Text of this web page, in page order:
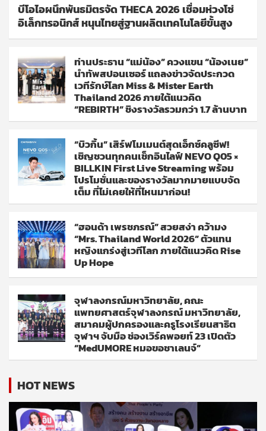
บีโอไอผนึกพันธมิตรจัด THECA 2026 เชื่อมห่วงโซ่
อิเล็กทรอนิกส์ หนุนไทยสู่ฐานผลิตเทคโนโลยีขั้นสูง
ท่านประธาน “แม่น้อง” ควงแขน “น้องเนย”
นำทัพสปอนเซอร์ แถลงข่าวจัดประกวด
เวทีรักษ์โลก Miss & Mister Earth
Thailand 2026 ภายใต้แนวคิด
“REBIRTH” ชิงรางวัลรวมกว่า 1.7 ล้านบาท
“บิวกิ้น” เสิร์ฟโมเมนต์สุดเอ็กซ์คลูซีฟ!
เชิญชวนทุกคนเช็กอินไลฟ์ NEVO Q05 ×
BILLKIN First Live Streaming พร้อม
โปรโมชั่นและของรางวัลมากมายแบบจัด
เต็ม ที่ไม่เคยให้ที่ไหนมาก่อน!
“ฮอนด้า เพรชภรณ์” สวยสง่า คว้ามง
“Mrs. Thailand World 2026” ตัวแทน
หญิงแกร่งสู่เวทีโลก ภายใต้แนวคิด Rise
Up Hope
จุฬาลงกรณ์มหาวิทยาลัย, คณะ
แพทยศาสตร์จุฬาลงกรณ์ มหาวิทยาลัย,
สมาคมผู้ปกครองและครูโรงเรียนสาธิต
จุฬาฯ จับมือ ช่องเวิร์คพอยท์ 23 เปิดตัว
“MedUMORE หมอขอชาเลนจ์”
HOT NEWS